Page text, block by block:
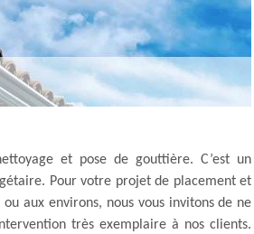
et pose de gouttière. C’est un
Pour votre projet de placement et
aux environs, nous vous invitons de ne
très exemplaire à nos clients.